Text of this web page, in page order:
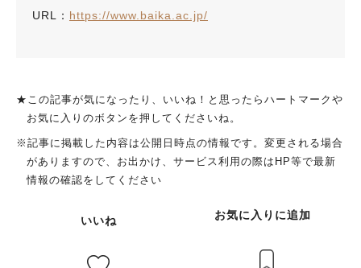
URL： https://www.baika.ac.jp/
★この記事が気になったり、いいね！と思ったらハートマークや
お気に入りのボタンを押してくださいね。
※記事に掲載した内容は公開日時点の情報です。変更される場合
がありますので、お出かけ、サービス利用の際はHP等で最新
情報の確認をしてください
いいね お気に入りに追加